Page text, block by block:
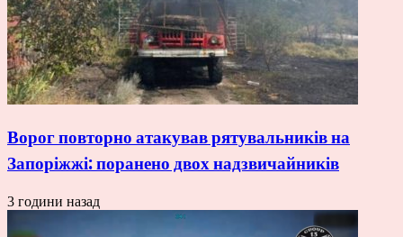
Ворог повторно атакував рятувальників на
Запоріжжі: поранено двох надзвичайників
3 години назад